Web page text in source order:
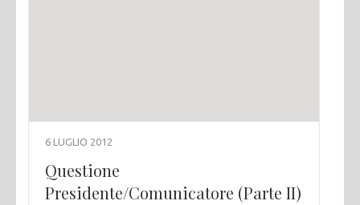
6 LUGLIO 2012
Questione
Presidente/Comunicatore (Parte II)